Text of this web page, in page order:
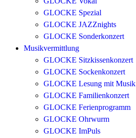
GLOCKE Spezial
GLOCKE JAZZnights
GLOCKE Sonderkonzert
Musikvermittlung
GLOCKE Sitzkissenkonzert
GLOCKE Sockenkonzert
GLOCKE Lesung mit Musik
GLOCKE Familienkonzert
GLOCKE Ferienprogramm
GLOCKE Ohrwurm
GLOCKE ImPuls